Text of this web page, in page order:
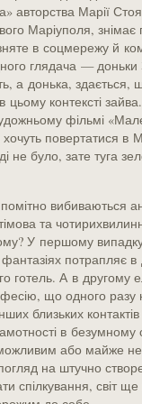
авторства Марії
Маріуполя, знімає
в соцмережу й
глядача — доньки
а донька, здається,
цьому контексті
фільмі
повертатися в
не було, зате туга
помітно вибиваються
та
У першому
фантазіях потрапляє
готель. А в другому
що одного разу
близьких
в безумному
або майже
погляд на штучно
спілкування, світ